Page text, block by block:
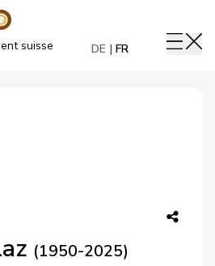
suisse DE FR
(1950-2025)